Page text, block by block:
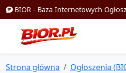
BIOR - Baza Internetowych
Strona główna Ogłoszenia